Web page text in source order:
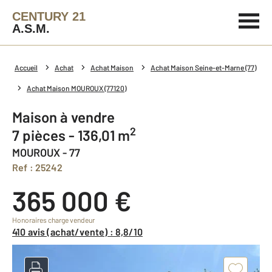
CENTURY 21
A.S.M.
Accueil Achat Achat Maison Achat Maison Seine-et-Marne (77)
Achat Maison MOUROUX (77120)
Maison à vendre
7 pièces - 136,01 m2
MOUROUX - 77
Ref : 25242
365 000 €
Honoraires charge vendeur
410 avis (achat/vente) : 8,8/10